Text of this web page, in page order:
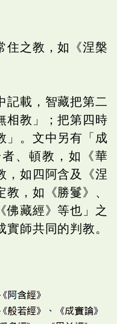
住之教，如《涅槃
記載，智藏把第二
相教」；把第四時
」。文中另有「成
、頓教，如《華
，如四阿含及《涅
，如《勝鬘》、
佛藏經》等也」之
師共同的判教。